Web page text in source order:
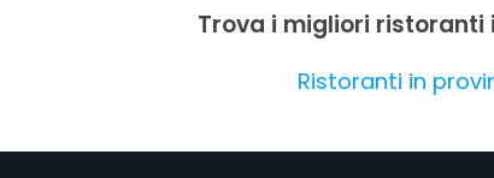
Trova i migliori ristoranti
Ristoranti in